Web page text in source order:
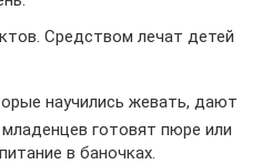
Средством лечат детей
научились жевать, дают
готовят пюре или
в баночках.